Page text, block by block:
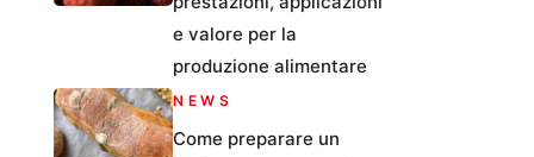
e valore per la
produzione alimentare
NEWS
Come preparare un